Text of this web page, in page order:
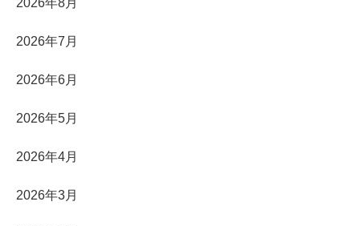
2026年8月
2026年7月
2026年6月
2026年5月
2026年4月
2026年3月